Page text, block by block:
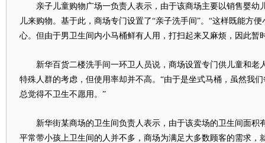
亲子儿童购物广场一负责人表示，由于该商场主要以销售婴幼
儿来购物。基于此，商场专门设置了“亲子洗手间”。“这样既能方
心。但由于男卫生间内小马桶鲜有人用，打扫起来又麻烦，因此暂
新华百货二楼洗手间一环卫人员说，商场设置专门供儿童和老
特殊人群的考虑，但使用率却并不高。“由于是坐式马桶，虽然我
总觉得不卫生不愿用。”
新华街某商场的卫生间负责人表示，由于该卖场的卫生间面积
平常带小孩上卫生间的人并不多，商场为满足大多数顾客的需求，